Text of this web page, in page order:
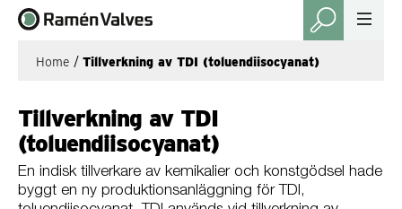
Home / Tillverkning av TDI (toluendiisocyanat)
Tillverkning av TDI
(toluendiisocyanat)
En indisk tillverkare av kemikalier och konstgödsel hade
byggt en ny produktionsanläggning för TDI,